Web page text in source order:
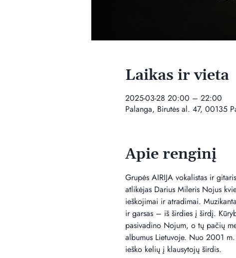
Laikas ir vieta
2025-03-28 20:00 – 22:00
Palanga, Birutės al. 47, 00135
Apie renginį
Grupės AIRIJA vokalistas ir
atlikėjas Darius Mileris Nojus
ieškojimai ir atradimai.
ir garsas – iš širdies į širdį.
pasivadino Nojum, o tų pačių
albumus Lietuvoje. Nuo 2001
ieško kelių į klausytojų širdis.